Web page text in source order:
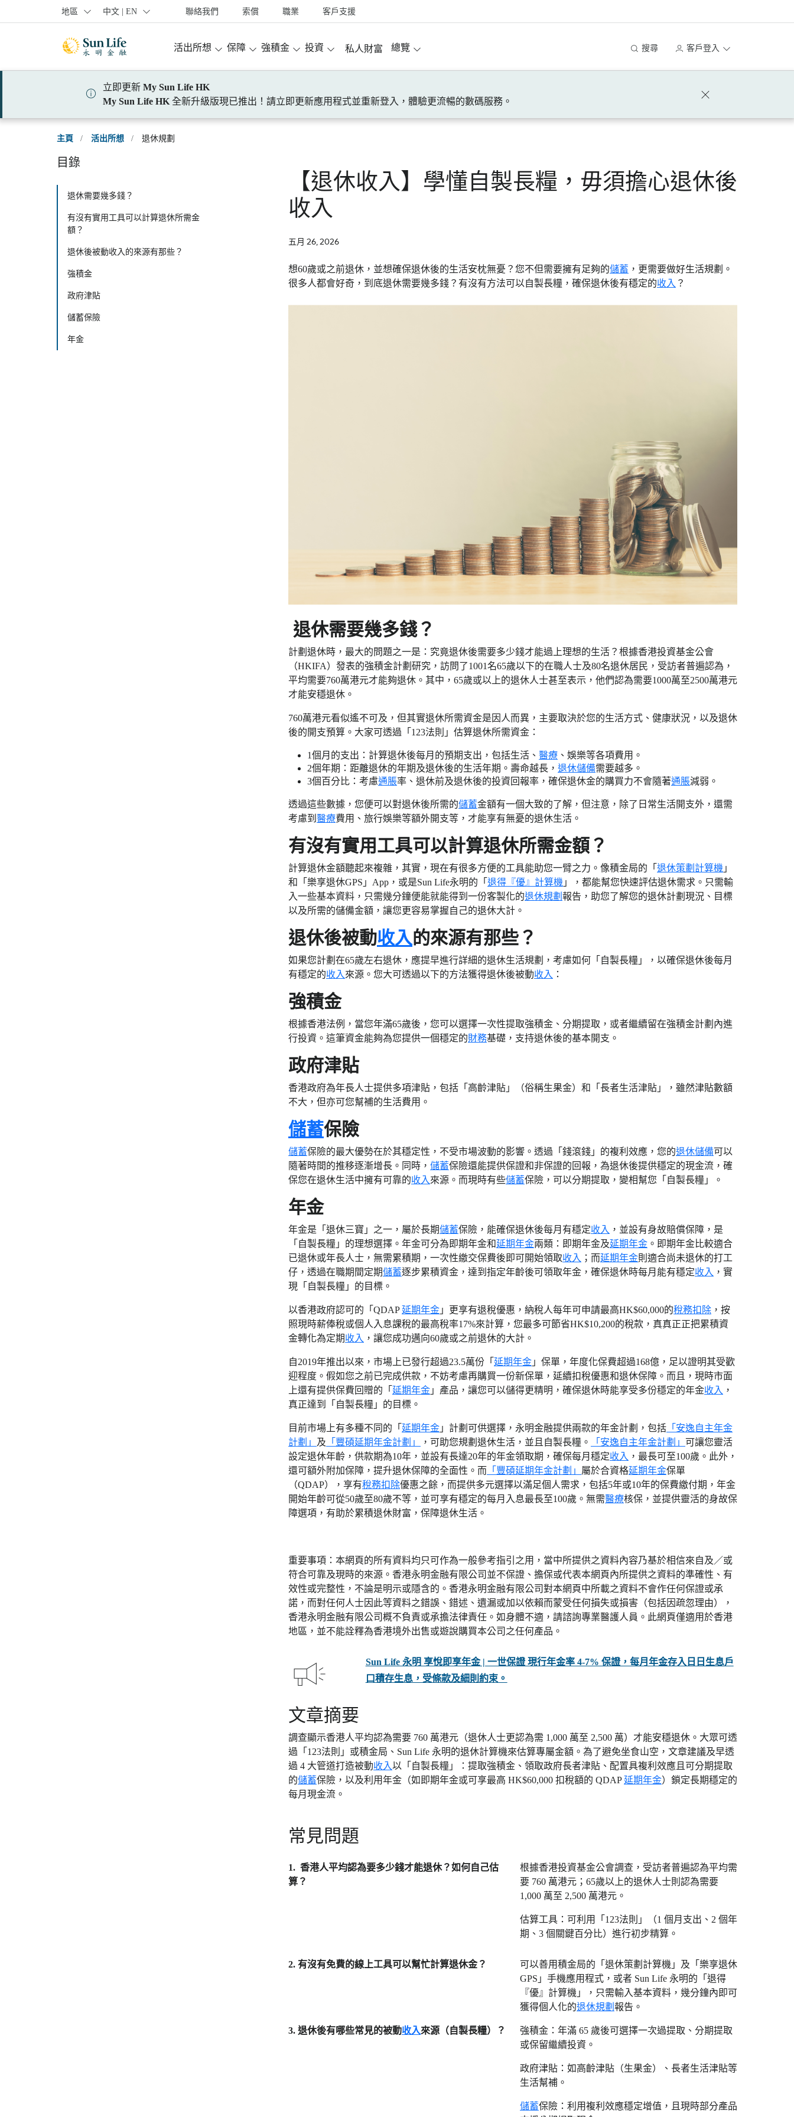
跳到登入頁面
跳到主要內容
跳到頁腳
地區 中文 | EN 聯絡我們 索償 職業 客戶支援
活出所想 保障 強積金 投資 私人財富 總覽 搜尋 客戶登入
立即更新 My Sun Life HK
My Sun Life HK 全新升級版現已推出！請立即更新應用程式並重新登入，體驗更流暢的數碼服務。
主頁 / 活出所想 / 退休規劃
目錄
退休需要幾多錢？
有沒有實用工具可以計算退休所需金
額？
退休後被動收入的來源有那些？
強積金
政府津貼
儲蓄保險
年金
【退休收入】學懂自製長糧，毋須擔心退休後
收入
五月 26, 2026
想60歲或之前退休，並想確保退休後的生活安枕無憂？您不但需要擁有足夠的儲蓄 ，更需要做好生活規劃。
很多人都會好奇，到底退休需要幾多錢？有沒有方法可以自製長糧，確保退休後有穩定的收入 ？
退休需要幾多錢？
計劃退休時，最大的問題之一是：究竟退休後需要多少錢才能過上理想的生活？根據香港投資基金公會
（HKIFA）發表的強積金計劃研究，訪問了1001名65歲以下的在職人士及80名退休居民，受訪者普遍認為，
平均需要760萬港元才能夠退休。其中，65歲或以上的退休人士甚至表示，他們認為需要1000萬至2500萬港元
才能安穩退休。
760萬港元看似遙不可及，但其實退休所需資金是因人而異，主要取決於您的生活方式、健康狀況，以及退休
後的開支預算。大家可透過「123法則」估算退休所需資金：
1個月的支出：計算退休後每月的預期支出，包括生活、 醫療 、娛樂等各項費用。
2個年期：距離退休的年期及退休後的生活年期。壽命越長， 退休儲備需要越多。
3個百分比：考慮通脹率、退休前及退休後的投資回報率，確保退休金的購買力不會隨著通脹減弱。
透過這些數據，您便可以對退休後所需的儲蓄金額有一個大致的了解，但注意，除了日常生活開支外，還需
考慮到 醫療費用、旅行娛樂等額外開支等，才能享有無憂的退休生活。
有沒有實用工具可以計算退休所需金額？
計算退休金額聽起來複雜，其實，現在有很多方便的工具能助您一臂之力。像積金局的「 退休策劃計算機 」
和「樂享退休GPS」App，或是Sun Life永明的「 退得『優』計算機 」，都能幫您快速評估退休需求。只需輸
入一些基本資料，只需幾分鐘便能就能得到一份客製化的退休規劃 報告，助您了解您的退休計劃現況、目標
以及所需的儲備金額，讓您更容易掌握自己的退休大計。
退休後被動收入的來源有那些？
如果您計劃在65歲左右退休，應提早進行詳細的退休生活規劃，考慮如何「自製長糧」，以確保退休後每月
有穩定的收入 來源。您大可透過以下的方法獲得退休後被動收入 ：
強積金
根據香港法例，當您年滿65歲後，您可以選擇一次性提取強積金、分期提取，或者繼續留在強積金計劃內進
行投資。這筆資金能夠為您提供一個穩定的財務基礎，支持退休後的基本開支。
政府津貼
香港政府為年長人士提供多項津貼，包括「高齡津貼」（俗稱生果金）和「長者生活津貼」，雖然津貼數額
不大，但亦可您幫補的生活費用。
儲蓄保險
儲蓄保險的最大優勢在於其穩定性，不受市場波動的影響。透過「錢滾錢」的複利效應，您的退休儲備可以
隨著時間的推移逐漸增長。同時， 儲蓄保險還能提供保證和非保證的回報，為退休後提供穩定的現金流，確
保您在退休生活中擁有可靠的收入 來源。而現時有些儲蓄保險，可以分期提取，變相幫您「自製長糧」。
年金
年金是「退休三寶」之一，屬於長期儲蓄保險，能確保退休後每月有穩定收入 ，並設有身故賠償保障，是
「自製長糧」的理想選擇。年金可分為即期年金和延期年金兩類：即期年金及延期年金 。即期年金比較適合
已退休或年長人士，無需累積期，一次性繳交保費後即可開始領取收入 ；而延期年金則適合尚未退休的打工
仔，透過在職期間定期儲蓄逐步累積資金，達到指定年齡後可領取年金，確保退休時每月能有穩定收入 ，實
現「自製長糧」的目標。
以香港政府認可的「QDAP 延期年金 」更享有退稅優惠，納稅人每年可申請最高HK$60,000的稅務扣除 ，按
照現時薪俸稅或個人入息課稅的最高稅率17%來計算，您最多可節省HK$10,200的稅款，真真正正把累積資
金轉化為定期收入 ，讓您成功邁向60歲或之前退休的大計。
自2019年推出以來，市場上已發行超過23.5萬份「 延期年金 」保單，年度化保費超過168億，足以證明其受歡
迎程度。假如您之前已完成供款，不妨考慮再購買一份新保單，延續扣稅優惠和退休保障。而且，現時市面
上還有提供保費回贈的「 延期年金 」產品，讓您可以儲得更精明，確保退休時能享受多份穩定的年金收入 ，
真正達到「自製長糧」的目標。
目前市場上有多種不同的「 延期年金 」計劃可供選擇，永明金融提供兩款的年金計劃，包括 「安逸自主年金
計劃」
及 「豐碩延期年金計劃」 ，可助您規劃退休生活，並且自製長糧。 「安逸自主年金計劃」 可讓您靈活
設定退休年齡，供款期為10年，並設有長達20年的年金領取期，確保每月穩定收入 ，最長可至100歲。此外，
還可額外附加保障，提升退休保障的全面性。而 「豐碩延期年金計劃」 屬於合資格延期年金保單
（QDAP），享有稅務扣除優惠之餘，而提供多元選擇以滿足個人需求，包括5年或10年的保費繳付期，年金
開始年齡可從50歲至80歲不等，並可享有穩定的每月入息最長至100歲。無需醫療核保，並提供靈活的身故保
障選項，有助於累積退休財富，保障退休生活。
重要事項：本網頁的所有資料均只可作為一般參考指引之用，當中所提供之資料內容乃基於相信來自及／或
符合可靠及現時的來源。香港永明金融有限公司並不保證、擔保或代表本網頁內所提供之資料的準確性、有
效性或完整性，不論是明示或隱含的。香港永明金融有限公司對本網頁中所載之資料不會作任何保證或承
諾，而對任何人士因此等資料之錯誤、錯述、遺漏或加以依賴而蒙受任何損失或損害（包括因疏忽理由），
香港永明金融有限公司概不負責或承擔法律責任。如身體不適，請諮詢專業醫護人員。此網頁僅適用於香港
地區，並不能詮釋為香港境外出售或遊說購買本公司之任何產品。
Sun Life 永明 享悅即享年金 | 一世保證 現行年金率 4-7% 保證，每月年金存入日日生息戶
口積存生息，受條款及細則約束。
文章摘要
調查顯示香港人平均認為需要 760 萬港元（退休人士更認為需 1,000 萬至 2,500 萬）才能安穩退休。大眾可透
過「123法則」或積金局、Sun Life 永明的退休計算機來估算專屬金額。為了避免坐食山空，文章建議及早透
過 4 大管道打造被動收入以「自製長糧」：提取強積金、領取政府長者津貼、配置具複利效應且可分期提取
的儲蓄保險，以及利用年金（如即期年金或可享最高 HK$60,000 扣稅額的 QDAP 延期年金）鎖定長期穩定的
每月現金流。
常見問題
1. 香港人平均認為要多少錢才能退休？如何自己估
算？
根據香港投資基金公會調查，受訪者普遍認為平均需
要 760 萬港元；65歲以上的退休人士則認為需要
1,000 萬至 2,500 萬港元。
估算工具：可利用「123法則」（1 個月支出、2 個年
期、3 個關鍵百分比）進行初步精算。
2. 有沒有免費的線上工具可以幫忙計算退休金？
可以善用積金局的「退休策劃計算機」及「樂享退休
GPS」手機應用程式，或者 Sun Life 永明的「退得
『優』計算機」，只需輸入基本資料，幾分鐘內即可
獲得個人化的退休規劃 報告。
3. 退休後有哪些常見的被動收入來源（自製長糧）？
強積金：年滿 65 歲後可選擇一次過提取、分期提取
或保留繼續投資。
政府津貼：如高齡津貼（生果金）、長者生活津貼等
生活幫補。
儲蓄保險：利用複利效應穩定增值，且現時部分產品